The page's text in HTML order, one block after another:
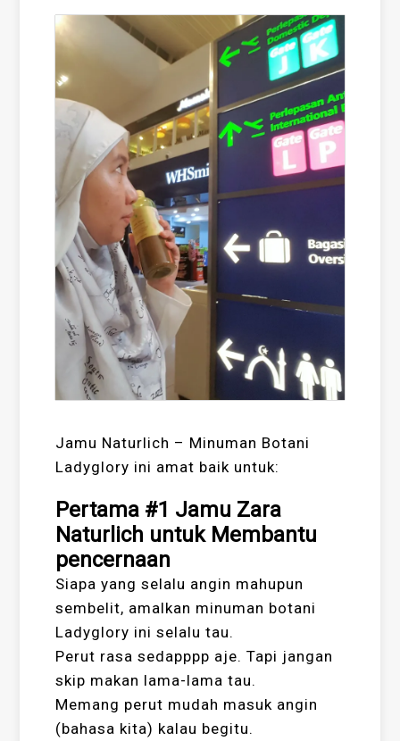
Jamu Naturlich – Minuman Botani
Ladyglory ini amat baik untuk:
Pertama #1 Jamu Zara
Naturlich untuk Membantu
pencernaan
Siapa yang selalu angin mahupun
sembelit, amalkan minuman botani
Ladyglory ini selalu tau.
Perut rasa sedapppp aje. Tapi jangan
skip makan lama-lama tau.
Memang perut mudah masuk angin
(bahasa kita) kalau begitu.